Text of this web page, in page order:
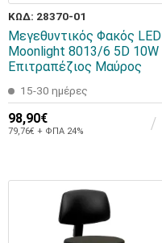
ΚΩΔ: 28370-01
Μεγεθυντικός Φακός LED
Moonlight 8013/6 5D 10W
Επιτραπέζιος Μαύρος
15-30 ημέρες
98,90€
79,76€ + ΦΠΑ 24%